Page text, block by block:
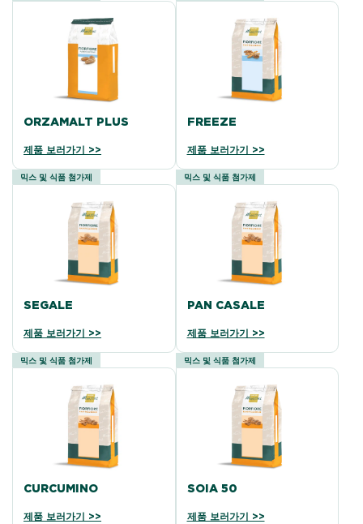
ORZAMALT PLUS
제품 보러가기 >>
FREEZE
제품 보러가기 >>
믹스 및 식품 첨가제
SEGALE
제품 보러가기 >>
믹스 및 식품 첨가제
PAN CASALE
제품 보러가기 >>
믹스 및 식품 첨가제
CURCUMINO
제품 보러가기 >>
믹스 및 식품 첨가제
SOIA 50
제품 보러가기 >>